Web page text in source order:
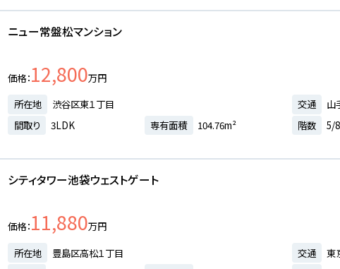
ニュー常盤松マンション
価格 12,800万円
所在地
渋谷区東１丁目 交通
山
間取り
3LDK 専有面積 104.76m² 階数 5/
シティタワー池袋ウェストゲート
価格 11,880万円
所在地
豊島区高松１丁目 交通
東